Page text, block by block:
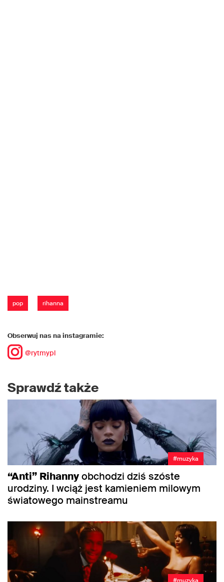
pop rihanna
Obserwuj nas na instagramie:
@rytmypl
Sprawdź także
#muzyka
“Anti” Rihannyobchodzi dziś szóste
urodziny. I wciąż jest kamieniem milowym
światowego mainstreamu
#muzyka